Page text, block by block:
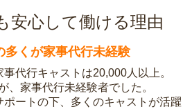
安心して働ける理由
多くが家事代行未経験
代行キャストは20,000人以上。
、家事代行未経験者でした。
ートの下、多くのキャストが活躍